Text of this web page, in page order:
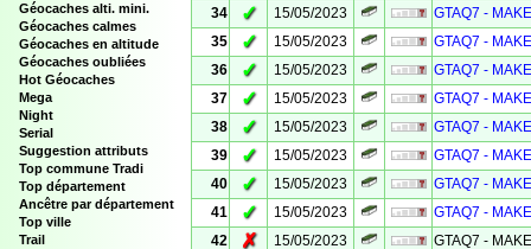
Géocaches alti. mini.
Géocaches calmes
Géocaches en altitude
Géocaches oubliées
Hot Géocaches
Mega
Night
Serial
Suggestion attributs
Top commune Tradi
Top département
Ancêtre par département
Top ville
Trail
34
✓ 15/05/2023
GTAQ7 -
35
✓ 15/05/2023
GTAQ7 -
36
✓ 15/05/2023
GTAQ7 -
37
✓ 15/05/2023
GTAQ7 -
38
✓ 15/05/2023
GTAQ7 -
39
✓ 15/05/2023
GTAQ7 -
40
✓ 15/05/2023
GTAQ7 -
41
✓ 15/05/2023
GTAQ7 -
42
✗ 15/05/2023
GTAQ7 -